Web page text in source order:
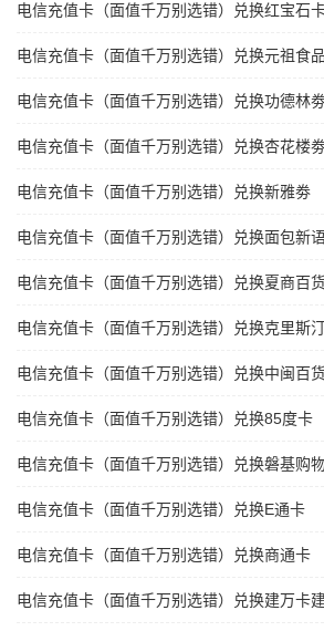
电信充值卡（面值千万别选错）兑换红宝石
电信充值卡（面值千万别选错）兑换元祖食品
电信充值卡（面值千万别选错）兑换功德林
电信充值卡（面值千万别选错）兑换杏花楼
电信充值卡（面值千万别选错）兑换新雅劵
电信充值卡（面值千万别选错）兑换面包新
电信充值卡（面值千万别选错）兑换夏商百
电信充值卡（面值千万别选错）兑换克里斯
电信充值卡（面值千万别选错）兑换中闽百
电信充值卡（面值千万别选错）兑换85度卡
电信充值卡（面值千万别选错）兑换磐基购
电信充值卡（面值千万别选错）兑换E通卡
电信充值卡（面值千万别选错）兑换商通卡
电信充值卡（面值千万别选错）兑换建万卡